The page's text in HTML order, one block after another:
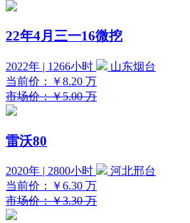
22年4月三一16微挖
2022年 | 1266小时
山东烟台
当前价：
￥8.20 万
市场价：￥5.00 万
雷沃80
2020年 | 2800小时
河北邢台
当前价：
￥6.30 万
市场价：￥3.30 万